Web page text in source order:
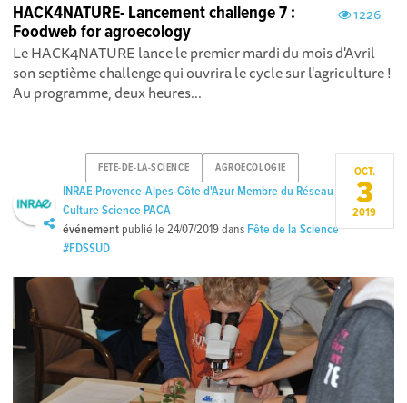
1226
HACK4NATURE- Lancement challenge 7 :
Foodweb for agroecology
Le HACK4NATURE lance le premier mardi du mois d'Avril
son septième challenge qui ouvrira le cycle sur l'agriculture !
Au programme, deux heures...
FETE-DE-LA-SCIENCE AGROECOLOGIE
INRAE Provence-Alpes-Côte d'Azur Membre du Réseau
Culture Science PACA
événement publié le24/07/2019dans Fête de la Science
#FDSSUD
OCT.
3
2019